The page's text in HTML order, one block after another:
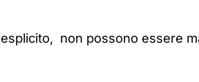
non possono essere